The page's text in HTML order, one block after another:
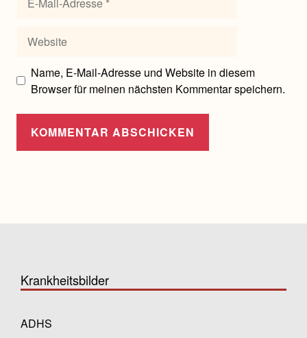
Mail-
Name, E-Mail-Adresse und Website in diesem
Browser für meinen nächsten Kommentar speichern.
Krankheitsbilder
ADHS